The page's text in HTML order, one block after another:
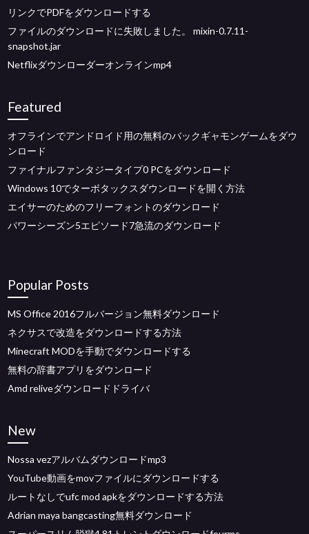
リンクでPDFをダウンロードする
ファイルのダウンロードに失敗しました。 mixin-0.7.11-
snapshot.jar
Netflixダウンローダーオンラインmp4
Featured
オフラインでアンドロイド用の無料のバックギャモンゲームをダウ
ンロード
ファイナルファンタジータイプ0 PCをダウンロード
Windows 10でターボタックスダウンロードを開く方法
エイサーのためのフリーフォントのダウンロード
パワーシーズン5エピソード7急流のダウンロード
Popular Posts
MS Office 2016フルバージョン無料ダウンロード
ネクサスで改造をダウンロードする方法
Minecraft MODを手動でダウンロードする
無料の辞書アプリをダウンロード
Amd reliveダウンロードドライバ
New
Nossa vezアルバムダウンロードmp3
YouTube動画をmovファイルにダウンロードする
ルートなしでufc mod apkをダウンロードする方法
Adrian maya bangcasting無料ダウンロード